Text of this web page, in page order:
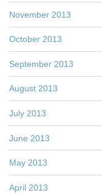
November 2013
October 2013
September 2013
August 2013
July 2013
June 2013
May 2013
April 2013